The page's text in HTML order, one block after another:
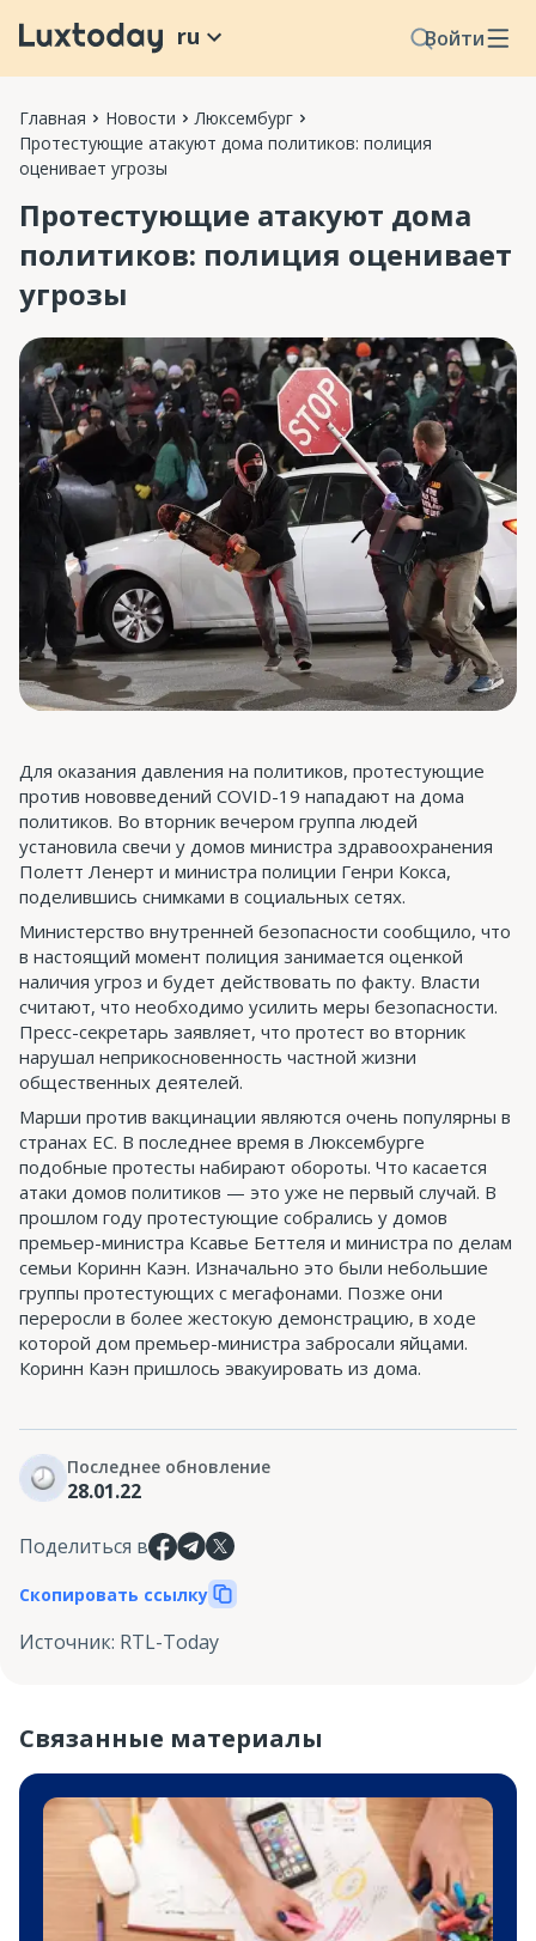
Войти
ru
Главная Новости
Люксембург
Протестующие атакуют дома политиков: полиция
оценивает угрозы
Протестующие атакуют дома
политиков: полиция оценивает
угрозы
Для оказания давления на политиков, протестующие
против нововведений COVID-19 нападают на дома
политиков. Во вторник вечером группа людей
установила свечи у домов министра здравоохранения
Полетт Ленерт и министра полиции Генри Кокса,
поделившись снимками в социальных сетях.
Министерство внутренней безопасности сообщило, что
в настоящий момент полиция занимается оценкой
наличия угроз и будет действовать по факту. Власти
считают, что необходимо усилить меры безопасности.
Пресс-секретарь заявляет, что протест во вторник
нарушал неприкосновенность частной жизни
общественных деятелей.
Марши против вакцинации являются очень популярны в
странах ЕС. В последнее время в Люксембурге
подобные протесты набирают обороты. Что касается
атаки домов политиков — это уже не первый случай. В
прошлом году протестующие собрались у домов
премьер-министра Ксавье Беттеля и министра по делам
семьи Коринн Каэн. Изначально это были небольшие
группы протестующих с мегафонами. Позже они
переросли в более жестокую демонстрацию, в ходе
которой дом премьер-министра забросали яйцами.
Коринн Каэн пришлось эвакуировать из дома.
Последнее обновление
28.01.22
Поделиться в
Скопировать ссылку
Источник: RTL-Today
Связанные материалы